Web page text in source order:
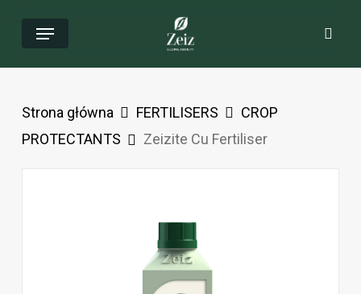
Menu
Strona główna FERTILISERS
CROP
PROTECTANTS
Zeizite Cu Fertiliser